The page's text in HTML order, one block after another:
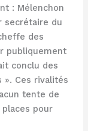
: Mélenchon
secrétaire du
des
publiquement
conclu des
». Ces rivalités
tente de
pour